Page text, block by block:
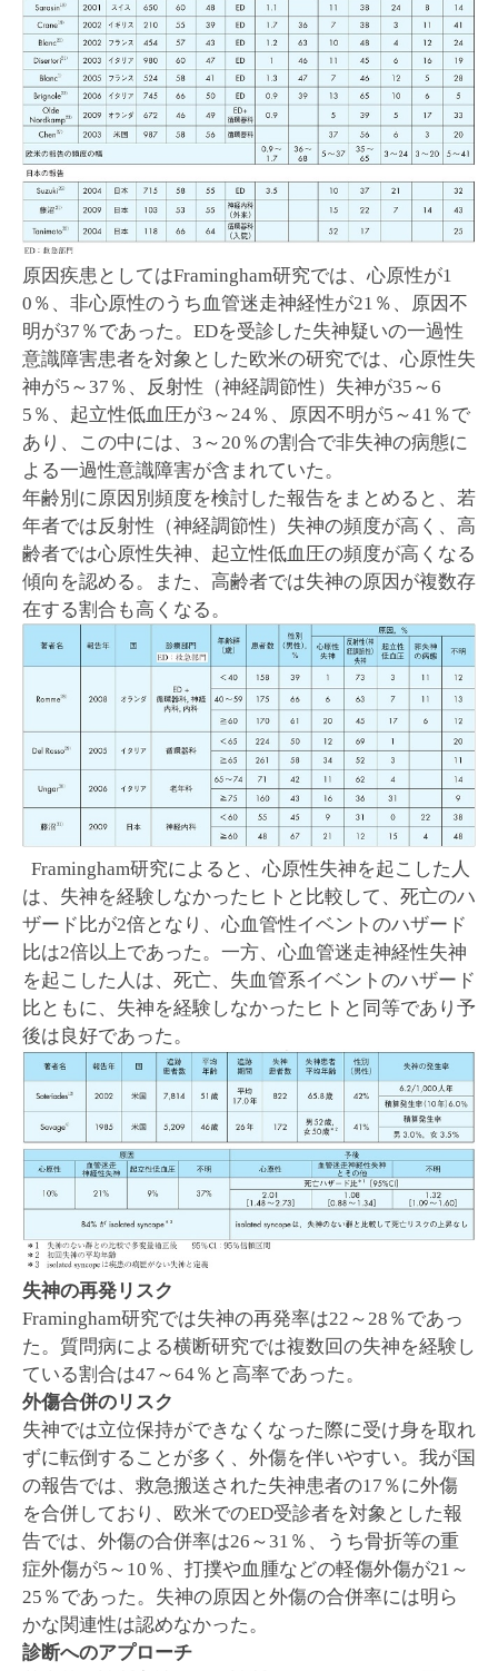
原因疾患としてはFramingham研究では、心原性が1
0％、非心原性のうち血管迷走神経性が21％、原因不
明が37％であった。EDを受診した失神疑いの一過性
意識障害患者を対象とした欧米の研究では、心原性失
神が5～37％、反射性（神経調節性）失神が35～6
5％、起立性低血圧が3～24％、原因不明が5～41％で
あり、この中には、3～20％の割合で非失神の病態に
よる一過性意識障害が含まれていた。
年齢別に原因別頻度を検討した報告をまとめると、若
年者では反射性（神経調節性）失神の頻度が高く、高
齢者では心原性失神、起立性低血圧の頻度が高くなる
傾向を認める。また、高齢者では失神の原因が複数存
在する割合も高くなる。
Framingham研究によると、心原性失神を起こした人
は、失神を経験しなかったヒトと比較して、死亡のハ
ザード比が2倍となり、心血管性イベントのハザード
比は2倍以上であった。一方、心血管迷走神経性失神
を起こした人は、死亡、失血管系イベントのハザード
比ともに、失神を経験しなかったヒトと同等であり予
後は良好であった。
失神の再発リスク
Framingham研究では失神の再発率は22～28％であっ
た。質問病による横断研究では複数回の失神を経験し
ている割合は47～64％と高率であった。
外傷合併のリスク
失神では立位保持ができなくなった際に受け身を取れ
ずに転倒することが多く、外傷を伴いやすい。我が国
の報告では、救急搬送された失神患者の17％に外傷
を合併しており、欧米でのED受診者を対象とした報
告では、外傷の合併率は26～31％、うち骨折等の重
症外傷が5～10％、打撲や血腫などの軽傷外傷が21～
25％であった。失神の原因と外傷の合併率には明ら
かな関連性は認めなかった。
診断へのアプローチ